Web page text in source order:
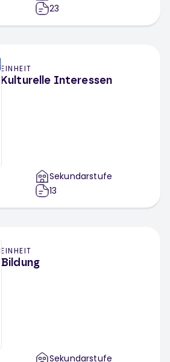
23
EINHEIT
Kulturelle Interessen
Sekundarstufe
13
EINHEIT
Bildung
Sekundarstufe